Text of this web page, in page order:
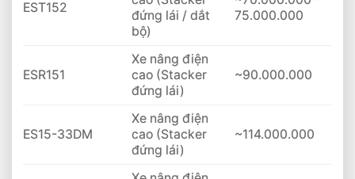
EST152
đứng lái / dắt
bộ)
75.000.000
ESR151
Xe nâng điện
cao (Stacker
đứng lái)
~90.000.000
ES15-33DM
Xe nâng điện
cao (Stacker
đứng lái)
~114.000.000